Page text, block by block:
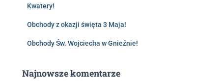
Kwatery!
Obchody z okazji święta 3 Maja!
Obchody Św. Wojciecha w Gnieźnie!
Najnowsze komentarze